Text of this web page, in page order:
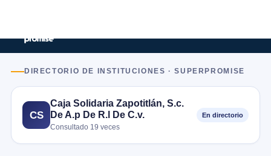
DIRECTORIO DE INSTITUCIONES · SUPERPROMISE
CS
Caja Solidaria Zapotitlán, S.c.
De A.p De R.l De C.v.
Consultado 19 veces
En directorio